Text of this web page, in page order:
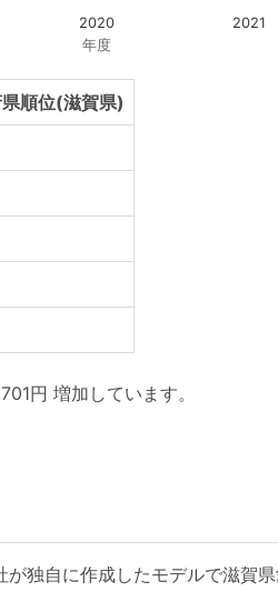
年度
2020 2021
順位(滋賀県)
円 増加しています。
独自に作成したモデルで滋賀